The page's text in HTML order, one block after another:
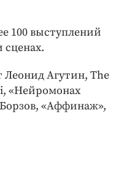
100 выступлений
сценах.
Леонид Агутин, The
«Нейромонах
«Аффинаж»,